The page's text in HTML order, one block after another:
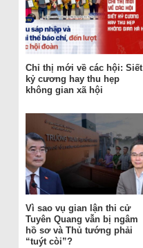
Chỉ thị mới về các hội: Siết
kỷ cương hay thu hẹp
không gian xã hội
Vì sao vụ gian lận thi cử
Tuyên Quang vẫn bị ngâm
hồ sơ và Thủ tướng phải
“tuýt còi”?